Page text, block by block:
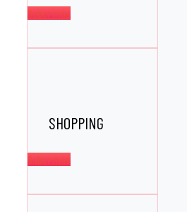
Saber más
SHOPPING
Saber más